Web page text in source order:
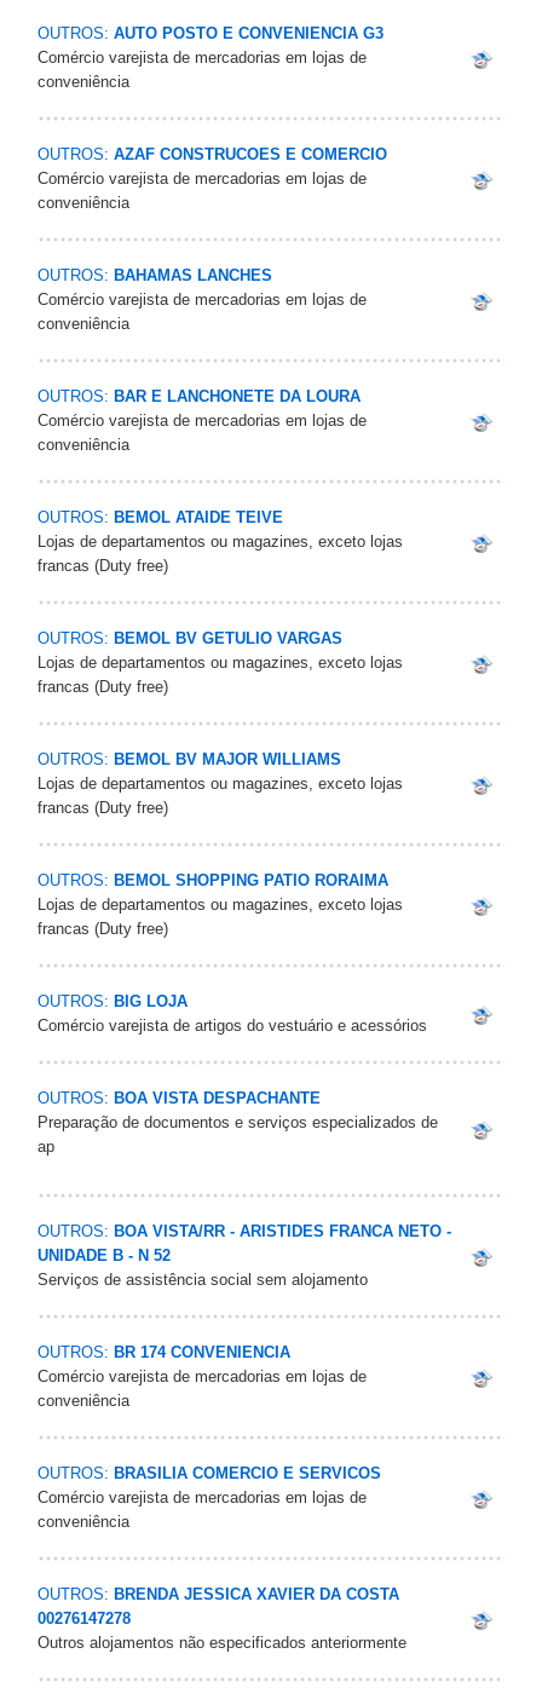
OUTROS: AUTO POSTO E CONVENIENCIA G3
Comércio varejista de mercadorias em lojas de
conveniência
OUTROS: AZAF CONSTRUCOES E COMERCIO
Comércio varejista de mercadorias em lojas de
conveniência
OUTROS: BAHAMAS LANCHES
Comércio varejista de mercadorias em lojas de
conveniência
OUTROS: BAR E LANCHONETE DA LOURA
Comércio varejista de mercadorias em lojas de
conveniência
OUTROS: BEMOL ATAIDE TEIVE
Lojas de departamentos ou magazines, exceto lojas
francas (Duty free)
OUTROS: BEMOL BV GETULIO VARGAS
Lojas de departamentos ou magazines, exceto lojas
francas (Duty free)
OUTROS: BEMOL BV MAJOR WILLIAMS
Lojas de departamentos ou magazines, exceto lojas
francas (Duty free)
OUTROS: BEMOL SHOPPING PATIO RORAIMA
Lojas de departamentos ou magazines, exceto lojas
francas (Duty free)
OUTROS: BIG LOJA
Comércio varejista de artigos do vestuário e acessórios
OUTROS: BOA VISTA DESPACHANTE
Preparação de documentos e serviços especializados de
ap
OUTROS: BOA VISTA/RR - ARISTIDES FRANCA NETO -
UNIDADE B - N 52
Serviços de assistência social sem alojamento
OUTROS: BR 174 CONVENIENCIA
Comércio varejista de mercadorias em lojas de
conveniência
OUTROS: BRASILIA COMERCIO E SERVICOS
Comércio varejista de mercadorias em lojas de
conveniência
OUTROS: BRENDA JESSICA XAVIER DA COSTA
00276147278
Outros alojamentos não especificados anteriormente